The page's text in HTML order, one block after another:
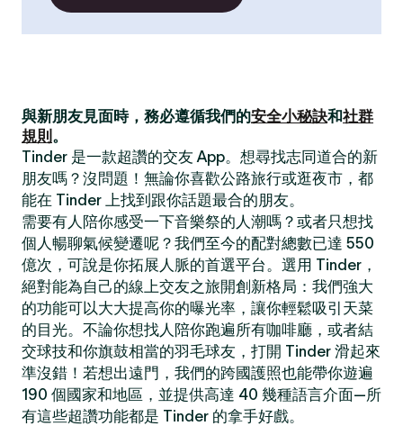
與新朋友見面時，務必遵循我們的安全小秘訣和社群
規則 。
Tinder 是一款超讚的交友 App。想尋找志同道合的新
朋友嗎？沒問題！無論你喜歡公路旅行或逛夜市，都
能在 Tinder 上找到跟你話題最合的朋友。
需要有人陪你感受一下音樂祭的人潮嗎？或者只想找
個人暢聊氣候變遷呢？我們至今的配對總數已達 550
億次，可說是你拓展人脈的首選平台。選用 Tinder，
絕對能為自己的線上交友之旅開創新格局：我們強大
的功能可以大大提高你的曝光率，讓你輕鬆吸引天菜
的目光。不論你想找人陪你跑遍所有咖啡廳，或者結
交球技和你旗鼓相當的羽毛球友，打開 Tinder 滑起來
準沒錯！若想出遠門，我們的跨國護照也能帶你遊遍
190 個國家和地區，並提供高達 40 幾種語言介面—所
有這些超讚功能都是 Tinder 的拿手好戲。